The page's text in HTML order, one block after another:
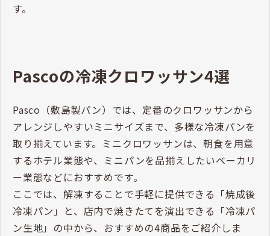
す。
Pascoの冷凍クロワッサン4選
Pasco（敷島製パン）では、定番のクロワッサンから
アレンジしやすいミニサイズまで、多様な冷凍パンを
取り揃えています。ミニクロワッサンは、朝食を用意
するホテル業態や、ミニパンを品揃えしたいベーカリ
ー業態などにおすすめです。
ここでは、解凍することで手軽に提供できる「焼成後
冷凍パン」と、店内で焼きたてを演出できる「冷凍パ
ン生地」の中から、おすすめの4商品をご紹介しま